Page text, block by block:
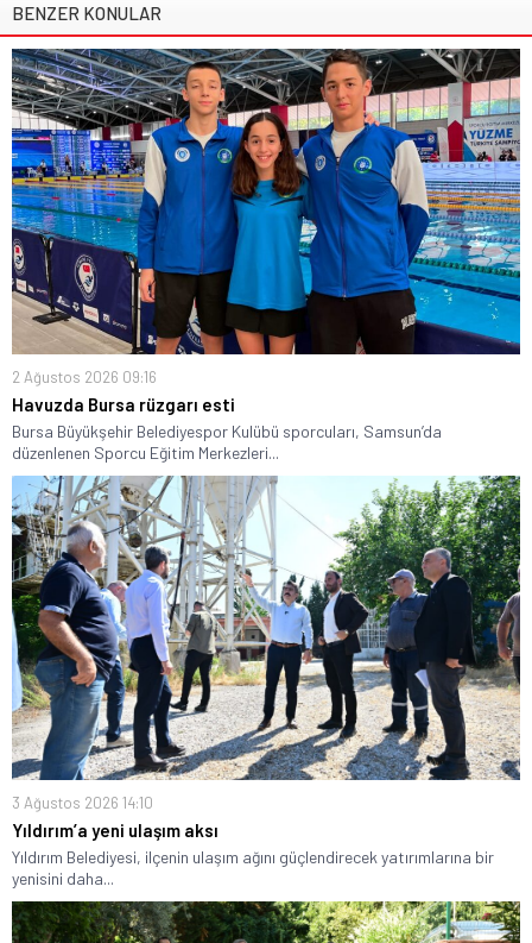
BENZER KONULAR
2 Ağustos 2026 09:16
Havuzda Bursa rüzgarı esti
Bursa Büyükşehir Belediyespor Kulübü sporcuları, Samsun’da
düzenlenen Sporcu Eğitim Merkezleri...
3 Ağustos 2026 14:10
Yıldırım’a yeni ulaşım aksı
Yıldırım Belediyesi, ilçenin ulaşım ağını güçlendirecek yatırımlarına bir
yenisini daha...